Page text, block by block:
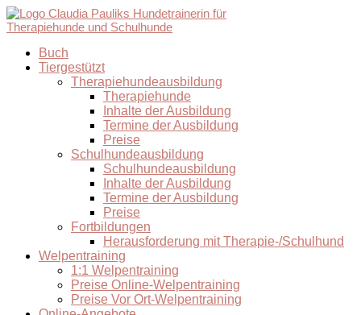
Buch
Tiergestützt
Therapiehundeausbildung
Therapiehunde
Inhalte der Ausbildung
Termine der Ausbildung
Preise
Schulhundeausbildung
Schulhundeausbildung
Inhalte der Ausbildung
Termine der Ausbildung
Preise
Fortbildungen
Herausforderung mit Therapie-/Schulhund
Welpentraining
1:1 Welpentraining
Preise Online-Welpentraining
Preise Vor Ort-Welpentraining